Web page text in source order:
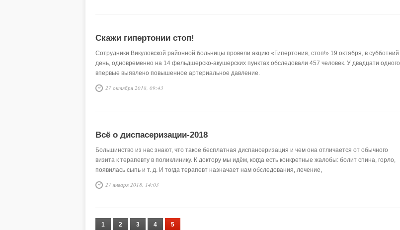
Скажи гипертонии стоп!
Сотрудники Викуловской районной больницы провели акцию «Гипертония, стоп!» 19 октября, в субботний
день, одновременно на 14 фельдшерско-акушерских пунктах обследовали 457 человек. У двадцати одного
впервые выявлено повышенное артериальное давление.
27 октября 2018, 09:43
Всё о диспасеризации-2018
Большинство из нас знают, что такое бесплатная диспансеризация и чем она отличается от обычного
визита к терапевту в поликлинику. К доктору мы идём, когда есть конкретные жалобы: болит спина, горло,
появилась сыпь и т. д. И тогда терапевт назначает нам обследования, лечение,
27 января 2018, 14:03
1 2 3 4 5